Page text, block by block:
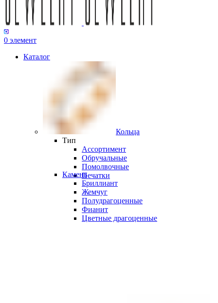
0 элемент
Каталог
Кольца
Тип
Ассортимент
Обручальные
Помолвочные
Печатки
Камень
Бриллиант
Жемчуг
Полудрагоценные
Фианит
Цветные драгоценные